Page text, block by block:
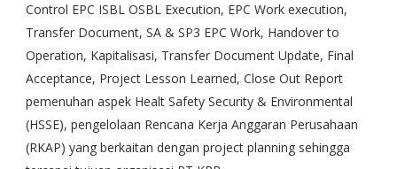
Control EPC ISBL OSBL Execution, EPC Work execution,
Transfer Document, SA & SP3 EPC Work, Handover to
Operation, Kapitalisasi, Transfer Document Update, Final
Acceptance, Project Lesson Learned, Close Out Report
pemenuhan aspek Healt Safety Security & Environmental
(HSSE), pengelolaan Rencana Kerja Anggaran Perusahaan
(RKAP) yang berkaitan dengan project planning sehingga